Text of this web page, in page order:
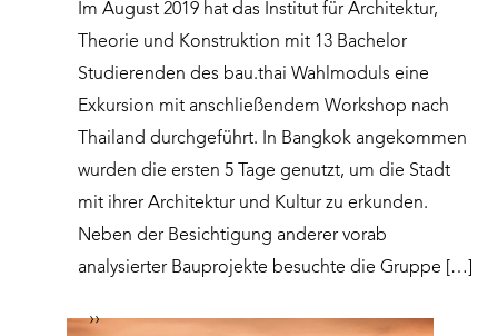
Im August 2019 hat das Institut für Architektur,
Theorie und Konstruktion mit 13 Bachelor
Studierenden des bau.thai Wahlmoduls eine
Exkursion mit anschließendem Workshop nach
Thailand durchgeführt. In Bangkok angekommen
wurden die ersten 5 Tage genutzt, um die Stadt
mit ihrer Architektur und Kultur zu erkunden.
Neben der Besichtigung anderer vorab
analysierter Bauprojekte besuchte die Gruppe […]
››